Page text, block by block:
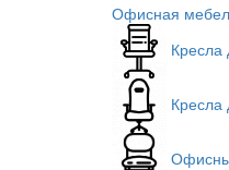
Офисная
Кресла
Кресла